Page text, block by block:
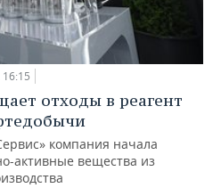
отходы в реагент
компания начала
активные вещества из